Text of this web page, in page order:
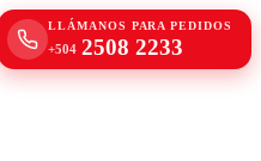
LLÁMANOS PARA PEDIDOS
+504 2508 2233